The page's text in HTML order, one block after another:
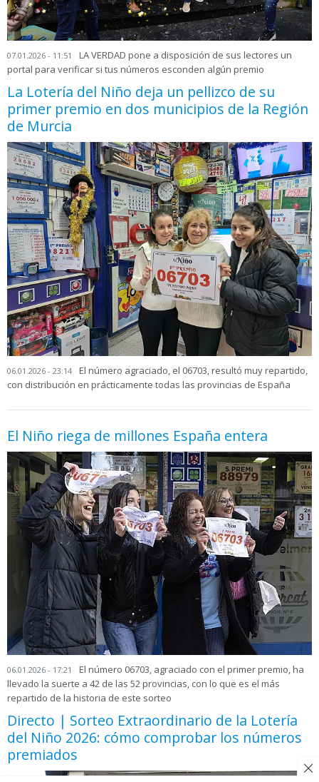
07.01.2026 - 11:51
LA VERDAD pone a disposición de sus lectores un
portal para verificar si tus números esconden algún premio
La Lotería del Niño deja un pellizco de su
primer premio en dos municipios de la Región
de Murcia
06.01.2026 - 23:14
El número agraciado, el 06703, resultó muy repartido,
con distribución en prácticamente todas las provincias de España
El Niño riega de millones España entera
06.01.2026 - 17:21
El número 06703, agraciado con el primer premio, ha
llevado la suerte a 42 de las 52 provincias, con lo que es el más
repartido de la historia de este sorteo
Directo | Sorteo Extraordinario de la Lotería
del Niño 2026: cómo comprobar los números
premiados